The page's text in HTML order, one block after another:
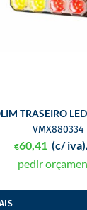
TRASEIRO
VMX880334
€60,41 (c/ iva)
pedir